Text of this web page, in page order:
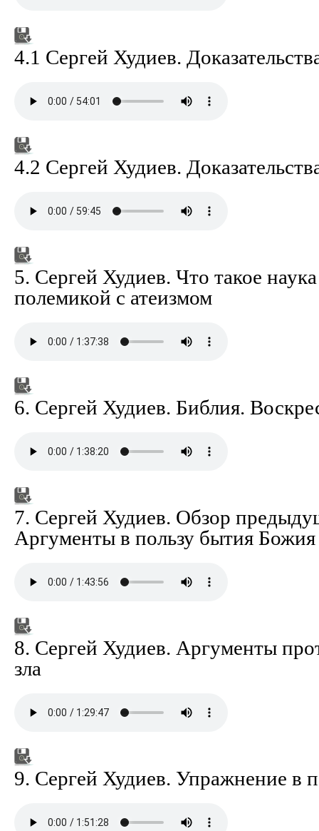
4.1 Сергей Худиев.
4.2 Сергей Худиев.
5. Сергей Худиев. Что такое
полемикой с атеизмом
6. Сергей Худиев. Библия.
7. Сергей Худиев. Обзор
Аргументы в пользу бытия Божия
8. Сергей Худиев. Аргументы
зла
9. Сергей Худиев. Упражнение в